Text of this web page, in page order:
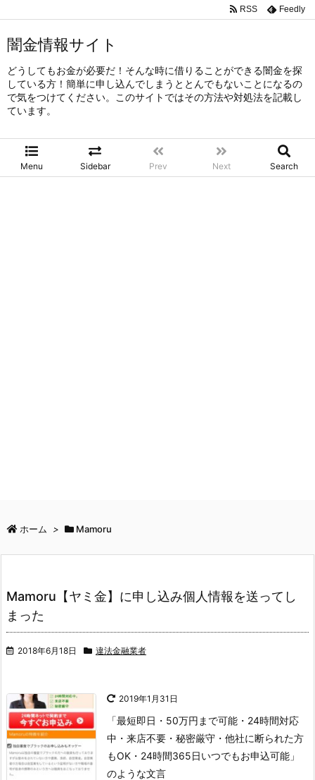
闇金情報サイト
どうしてもお金が必要だ！そんな時に借りることができる闇金を探
している方！簡単に申し込んでしまうととんでもないことになるの
で気をつけてください。このサイトではその方法や対処法を記載し
ています。
Menu Sidebar Prev Next Search
RSS Feedly
ホーム > Mamoru
Mamoru【ヤミ金】に申し込み個人情報を送ってし
まった
2018年6月18日 違法金融業者
2019年1月31日
「最短即日・50万円まで可能・24時間対応
中・来店不要・秘密厳守・他社に断られた方
もOK・24時間365日いつでもお申込可能」
のような文言